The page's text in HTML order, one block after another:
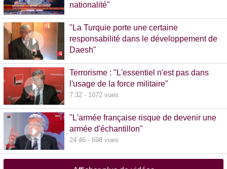
nationalité"
"La Turquie porte une certaine
responsabilité dans le développement de
Daesh"
Terrorisme : "L'essentiel n'est pas dans
l'usage de la force militaire"
7:32 - 1072 vues
"L'armée française risque de devenir une
armée d'échantillon"
24:46 - 698 vues